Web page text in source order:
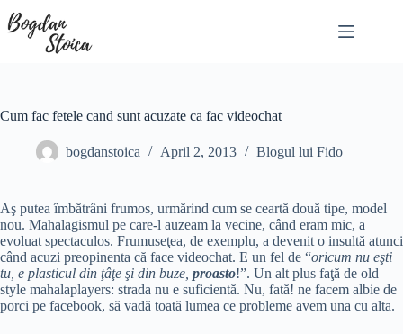
to
content
Cum fac fetele cand sunt acuzate ca fac videochat
bogdanstoica April 2, 2013 Blogul lui Fido
Aş putea îmbătrâni frumos, urmărind cum se ceartă două tipe, model
nou. Mahalagismul pe care-l auzeam la vecine, când eram mic, a
evoluat spectaculos. Frumuseţea, de exemplu, a devenit o insultă atunci
când acuzi preopinenta că face videochat. E un fel de “oricum nu eşti
tu, e plasticul din ţâţe şi din buze, proasto!”. Un alt plus faţă de old
style mahalaplayers: strada nu e suficientă. Nu, fată! ne facem albie de
porci pe facebook, să vadă toată lumea ce probleme avem una cu alta.